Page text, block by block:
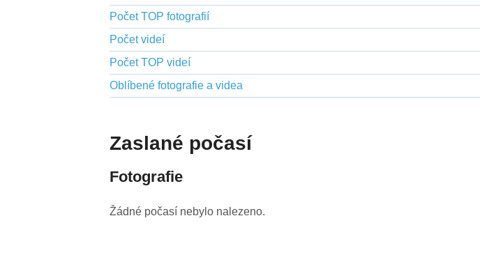
Počet TOP fotografií
Počet videí
Počet TOP videí
Oblíbené fotografie a videa
Zaslané počasí
Fotografie
Žádné počasí nebylo nalezeno.